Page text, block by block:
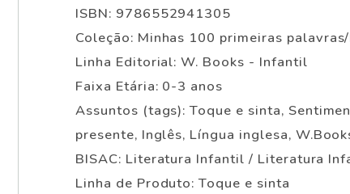
ISBN: 9786552941305
Coleção: Minhas 100 primeiras
Linha Editorial: W. Books - Infantil
Faixa Etária: 0-3 anos
Assuntos (tags): Toque e sinta,
presente, Inglês, Língua inglesa,
BISAC: Literatura Infantil / Literatura
Linha de Produto: Toque e sinta